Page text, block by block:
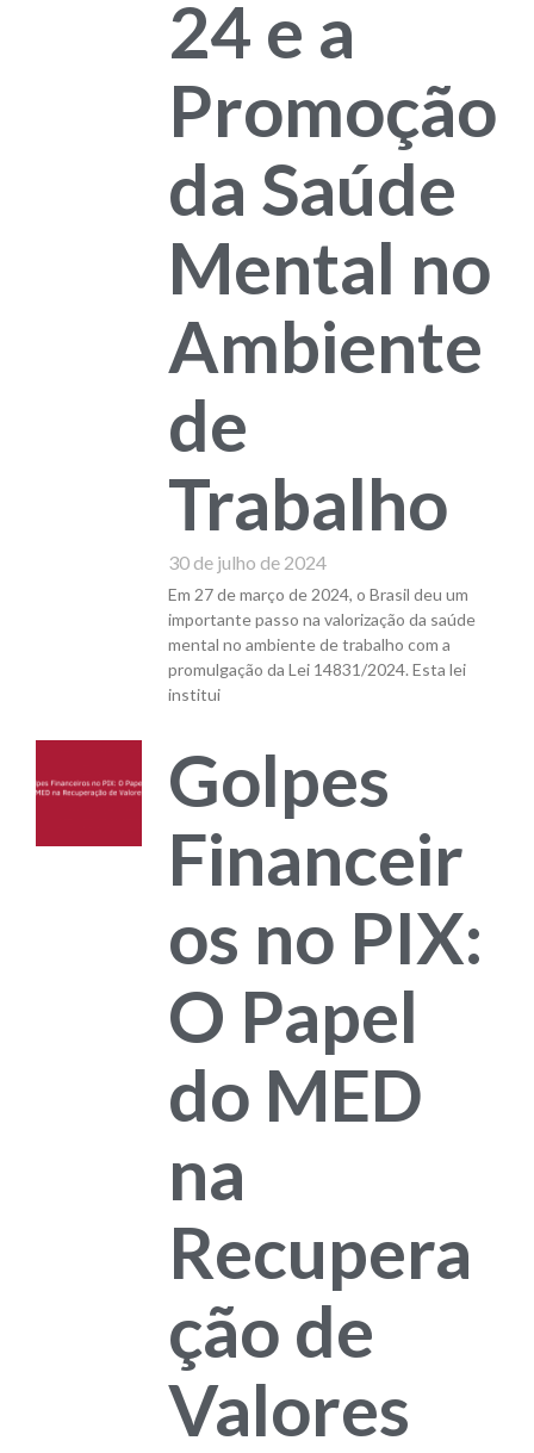
24 e a
Promoção
da Saúde
Mental no
Ambiente
de
Trabalho
30 de julho de 2024
Em 27 de março de 2024, o Brasil deu um
importante passo na valorização da saúde
mental no ambiente de trabalho com a
promulgação da Lei 14831/2024. Esta lei
institui
Golpes
Financeir
os no PIX:
O Papel
do MED
na
Recupera
ção de
Valores